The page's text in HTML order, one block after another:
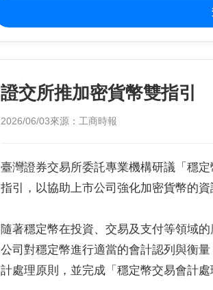
證交所推加密貨幣雙指引
2026/06/03來源：工商時報
臺灣證券交易所委託專業機構研議「穩
指引，以協助上市公司強化加密貨幣的資
隨著穩定幣在投資、交易及支付等領域
公司對穩定幣進行適當的會計認列與衡
計處理原則，並完成「穩定幣交易會計處